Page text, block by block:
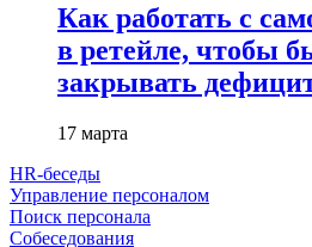
Как работать с
в ретейле, чтобы
закрывать
17 марта
HR-беседы
Управление персоналом
Поиск персонала
Собеседования